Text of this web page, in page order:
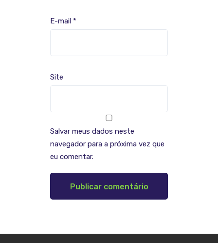
E-mail *
Site
Salvar meus dados neste
navegador para a próxima vez que
eu comentar.